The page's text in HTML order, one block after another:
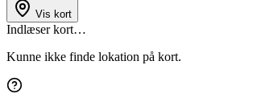
Vis kort
Indlæser kort…
Kunne ikke finde lokation på kort.